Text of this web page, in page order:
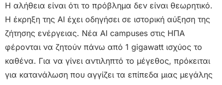
Η αλήθεια είναι ότι το πρόβλημα δεν είναι θεωρητικό.
Η έκρηξη της AI έχει οδηγήσει σε ιστορική αύξηση της
ζήτησης ενέργειας. Νέα AI campuses στις ΗΠΑ
φέρονται να ζητούν πάνω από 1 gigawatt ισχύος το
καθένα. Για να γίνει αντιληπτό το μέγεθος, πρόκειται
για κατανάλωση που αγγίζει τα επίπεδα μιας μεγάλης